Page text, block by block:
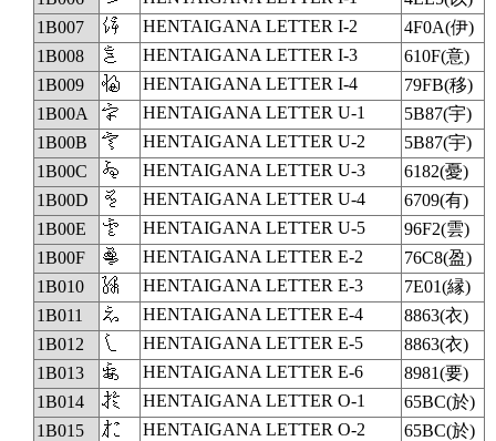
1B007
𛀇 HENTAIGANA LETTER I-2
4F0A(伊)
1B008
𛀈 HENTAIGANA LETTER I-3
610F(意)
1B009
𛀉 HENTAIGANA LETTER I-4
79FB(移)
1B00A
𛀊 HENTAIGANA LETTER U-1
5B87(宇)
1B00B
𛀋 HENTAIGANA LETTER U-2
5B87(宇)
1B00C
𛀌 HENTAIGANA LETTER U-3
6182(憂)
1B00D
𛀍 HENTAIGANA LETTER U-4
6709(有)
1B00E
𛀎 HENTAIGANA LETTER U-5
96F2(雲)
1B00F
𛀏 HENTAIGANA LETTER E-2
76C8(盈)
1B010
𛀐 HENTAIGANA LETTER E-3
7E01(縁)
1B011
𛀑 HENTAIGANA LETTER E-4
8863(衣)
1B012
𛀒 HENTAIGANA LETTER E-5
8863(衣)
1B013
𛀓 HENTAIGANA LETTER E-6
8981(要)
1B014
𛀔 HENTAIGANA LETTER O-1
65BC(於)
1B015
𛀕 HENTAIGANA LETTER O-2
65BC(於)